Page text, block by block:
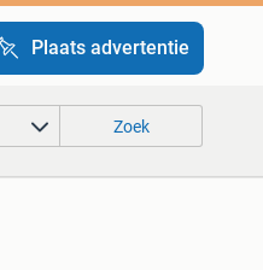
Plaats advertentie
Zoek